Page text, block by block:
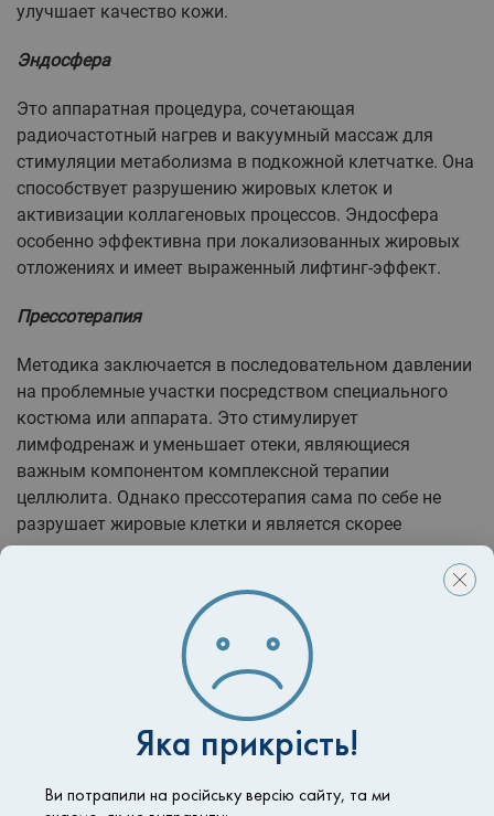
улучшает качество кожи.
Эндосфера
Это аппаратная процедура, сочетающая
радиочастотный нагрев и вакуумный массаж для
стимуляции метаболизма в подкожной клетчатке. Она
способствует разрушению жировых клеток и
активизации коллагеновых процессов. Эндосфера
особенно эффективна при локализованных жировых
отложениях и имеет выраженный лифтинг-эффект.
Прессотерапия
Методика заключается в последовательном давлении
на проблемные участки посредством специального
костюма или аппарата. Это стимулирует
лимфодренаж и уменьшает отеки, являющиеся
важным компонентом комплексной терапии
целлюлита. Однако прессотерапия сама по себе не
разрушает жировые клетки и является скорее
вспомогательным средством.
Приятная и расслабляющая процедура с
использованием виски или других натуральных
обертывающих компонентов имеет успокаивающий и
детоксикационный эффект. Она улучшает
кровообращение и тонус кожи, делает ее гладкой и
Яка прикрість!
Ви потрапили на російську версію сайту, та ми